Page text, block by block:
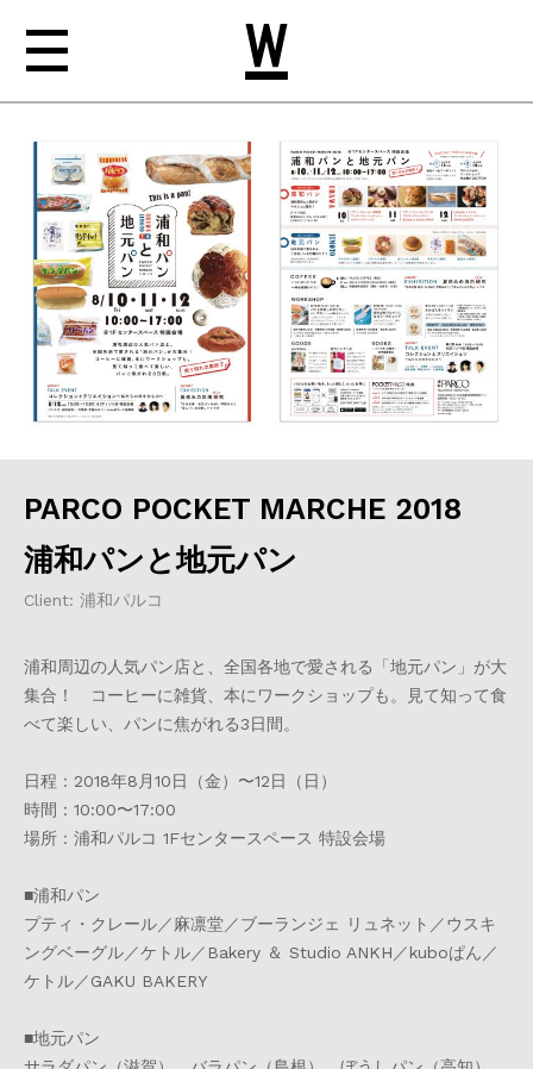
NEWS
ABOUT
WORKS
CONTACT
PARCO POCKET MARCHE 2018
浦和パンと地元パン
Client: 浦和パルコ
浦和周辺の人気パン店と、全国各地で愛される「地元パン」が大
集合！ コーヒーに雑貨、本にワークショップも。見て知って食
べて楽しい、パンに焦がれる3日間。
日程：2018年8月10日（金）〜12日（日）
時間：10:00〜17:00
場所：浦和パルコ 1Fセンタースペース 特設会場
■浦和パン
プティ・クレール／麻凛堂／ブーランジェ リュネット／ウスキ
ングベーグル／ケトル／Bakery ＆ Studio ANKH／kuboぱん／
ケトル／GAKU BAKERY
■地元パン